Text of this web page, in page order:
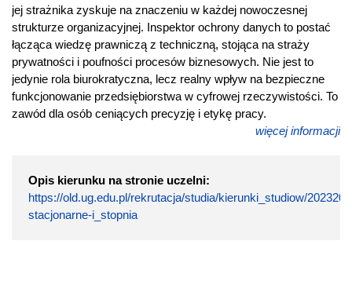
jej strażnika zyskuje na znaczeniu w każdej nowoczesnej
strukturze organizacyjnej. Inspektor ochrony danych to postać
łącząca wiedzę prawniczą z techniczną, stojąca na straży
prywatności i poufności procesów biznesowych. Nie jest to
jedynie rola biurokratyczna, lecz realny wpływ na bezpieczne
funkcjonowanie przedsiębiorstwa w cyfrowej rzeczywistości. To
zawód dla osób ceniących precyzję i etykę pracy.
więcej informacji
Opis kierunku na stronie uczelni:
https://old.ug.edu.pl/rekrutacja/studia/kierunki_studiow/
stacjonarne-i_stopnia